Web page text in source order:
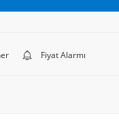
Fiyat Alarmı